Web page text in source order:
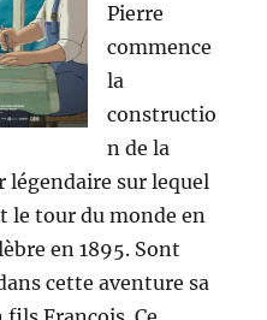
Pierre
commence
la
constructio
n de la
légendaire sur lequel
le tour du monde en
en 1895. Sont
cette aventure sa